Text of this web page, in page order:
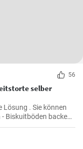
56
selber
Lösung . Sie können
Abschluß des Naked